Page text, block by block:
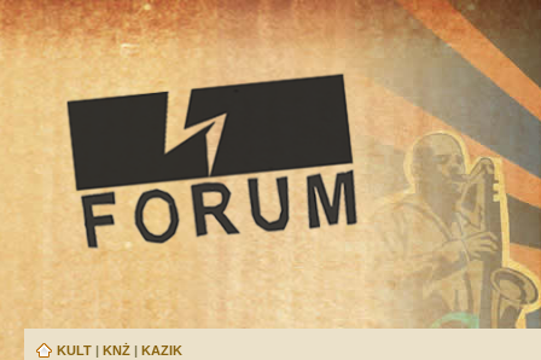
KULT | KNŻ | KAZIK